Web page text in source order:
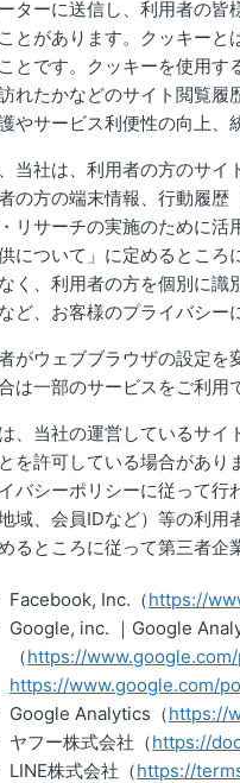
ターに送信し、利用者の
とがあります。クッキーと
とです。クッキーを使用
れたかなどのサイト閲覧履
やサービス利便性の向上、
当社は、利用者の方のサイ
の方の端末情報、行動履歴
リサーチの実施のために
について」に定めるところ
く、利用者の方を個別に識
ど、お客様のプライバシー
がウェブブラウザの設定を
は一部のサービスをご利用
、当社の運営しているサイ
を許可している場合があ
バシーポリシーに従って行
域、会員IDなど）等の利用
るところに従って第三者企
Facebook, Inc.（https://
Google, inc. ｜Google
（https://
https://www.google.com/
Google Analytics（https://
ヤフー株式会社（https://
LINE株式会社（https://